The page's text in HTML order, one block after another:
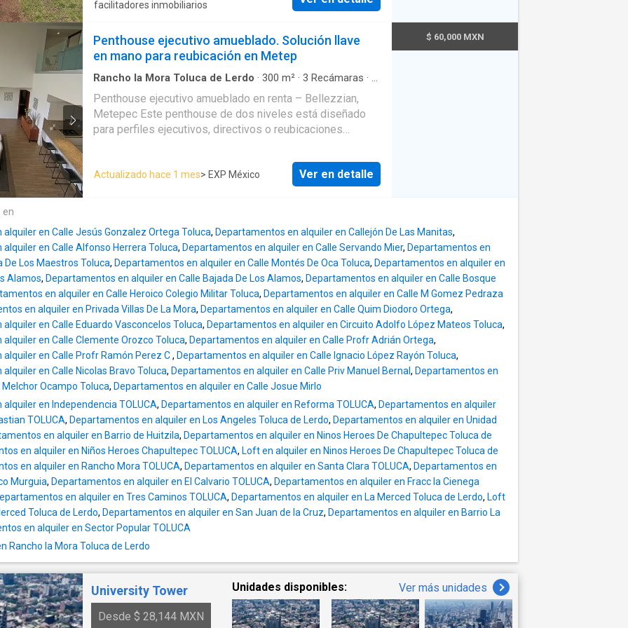
Espacios al aire libre: Disfruta de una amplia terraza,
balcones con vistas, un jardín bien cuidado y un patio de
lavado. * Deporte y recreación: Mantente activo en la
cancha de tenis o diviértete en la cancha de baloncesto. *
Comodidades y servicios: Cuenta con caseta de guardia,
circuito cerrado, portero, elevador, estacionamiento
techado y de visitantes, bodega, cisterna, cocina integral,
todos, ofrece facilidades para adultos mayores y
personas con discapacidad, además de un centro de
espacio habitable, sino un estilo de vida completo.
Disponibilidad inmediata (no incluye mobiliario ni
elementos decorativos)
facilitadores inmobiliarios
Penthouse ejecutivo amueblado. Solución llave
en mano para reubicación en Metep
Rancho la Mora Toluca de Lerdo · 300 m² · 3 Recámaras · 3
equipada·Jardín·Gimnasio·Jacuzzi ·Alberca·Terraza
Penthouse ejecutivo amueblado en renta – Bellezzian,
Metepec Este penthouse de dos niveles está diseñado
para perfiles ejecutivos, directivos o reubicaciones
inmediata, sin fricciones y lista para habitar desde el
primer día. Con una superficie aproximada de 300 m², su
departamento tradicional. Se entrega totalmente
amueblado y equipado, ideal para estancias de 6 a 12
meses por motivos laborales, proyectos temporales o
reubicación nacional o internacional. Distribución 3
recámaras 3.5 baños Estancia amplia Cocina equipada 3
cajones de estacionamiento Servicios incluidos
Mantenimiento Amenidades del desarrollo Bellezzian
Alberca Gimnasio Cancha de pádel Áreas verdes
Seguridad 24/7 Ubicado en Metepec, con acceso ágil a
vialidades principales, zonas comerciales, restaurantes,
supermercados y servicios, dentro de un entorno privado,
seguro y bien administrado. Ideal para: ✔ Ejecutivos
trasladados por empresa ✔ Perfiles de reubicación
corporativa ✔ Parejas o familias modernas que buscan una
solución residencial llave en mano Condiciones Renta
mensual: 50,000 + iva Departamento amueblado Estancia
mínima sugerida: 6 meses Requisitos habituales de
arrendamiento Se aceptan mascotas pequeñas Este
inmueble no es una renta tradicional. Es una solución
residencial ejecutiva diseñada para quienes valoran
comodidad, tiempo y eficiencia. Aviso legal: La
información, imágenes, precios y disponibilidad son de
carácter informativo y pueden estar sujetos a cambios sin
previo aviso. La operación se formalizará conforme a lo
establecido en la NOM-247-SE-2021 y mediante los
instrumentos legales correspondientes. EasyBroker ID:
Actualizado hace 1 mes> EXP México Ver en detalle
$ 60,000 MXN
en
en Calle Jesús Gonzalez Ortega Toluca, Departamentos en alquiler en Callejón De Las Manitas,
en Calle Alfonso Herrera Toluca, Departamentos en alquiler en Calle Servando Mier, Departamentos en
De Los Maestros Toluca, Departamentos en alquiler en Calle Montés De Oca Toluca, Departamentos en alquiler en
Alamos, Departamentos en alquiler en Calle Bajada De Los Alamos, Departamentos en alquiler en Calle Bosque
en alquiler en Calle Heroico Colegio Militar Toluca, Departamentos en alquiler en Calle M Gomez Pedraza
en alquiler en Privada Villas De La Mora, Departamentos en alquiler en Calle Quim Diodoro Ortega,
en Calle Eduardo Vasconcelos Toluca, Departamentos en alquiler en Circuito Adolfo López Mateos Toluca,
en Calle Clemente Orozco Toluca, Departamentos en alquiler en Calle Profr Adrián Ortega,
en Calle Profr Ramón Perez C, Departamentos en alquiler en Calle Ignacio López Rayón Toluca,
en Calle Nicolas Bravo Toluca, Departamentos en alquiler en Calle Priv Manuel Bernal , Departamentos en
Ocampo Toluca, Departamentos en alquiler en Calle Josue Mirlo
en Independencia TOLUCA, Departamentos en alquiler en Reforma TOLUCA, Departamentos en alquiler
TOLUCA, Departamentos en alquiler en Los Angeles Toluca de Lerdo, Departamentos en alquiler en Unidad
en alquiler en Barrio de Huitzila, Departamentos en alquiler en Ninos Heroes De Chapultepec Toluca de
en alquiler en Niños Heroes Chapultepec TOLUCA, Loft en alquiler en Ninos Heroes De Chapultepec Toluca de
en alquiler en Rancho Mora TOLUCA, Departamentos en alquiler en Santa Clara TOLUCA, Departamentos en
Murguia, Departamentos en alquiler en El Calvario TOLUCA, Departamentos en alquiler en Fracc la Cienega
en alquiler en Tres Caminos TOLUCA, Departamentos en alquiler en La Merced Toluca de Lerdo, Loft
Toluca de Lerdo, Departamentos en alquiler en San Juan de la Cruz, Departamentos en alquiler en Barrio La
en alquiler en Sector Popular TOLUCA
Rancho la Mora Toluca de Lerdo
University Tower
Desde $ 28,144 MXN
Unidades disponibles: Ver más unidades